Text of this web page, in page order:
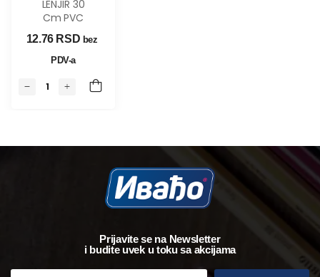
LENJIR 30
Cm PVC
12.76 RSD bez
PDV-a
Prijavite se na Newsletter
i budite uvek u toku sa akcijama